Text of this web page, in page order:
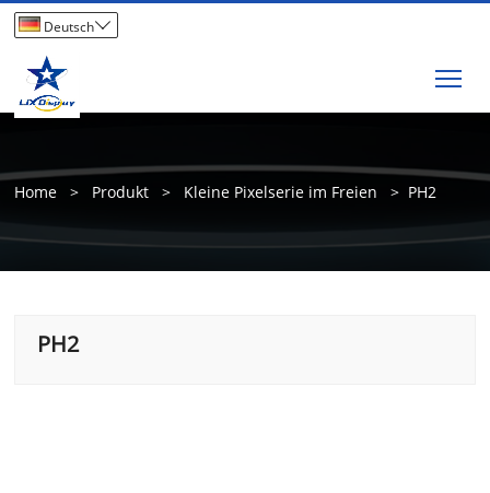
Deutsch
Home > Produkt > Kleine Pixelserie im Freien > PH2
PH2